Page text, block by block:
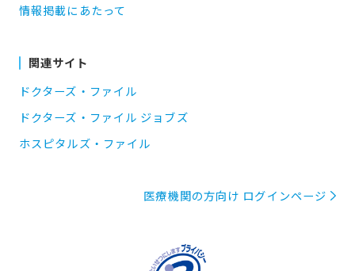
情報掲載にあたって
関連サイト
ドクターズ・ファイル
ドクターズ・ファイル ジョブズ
ホスピタルズ・ファイル
医療機関の方向け ログインページ